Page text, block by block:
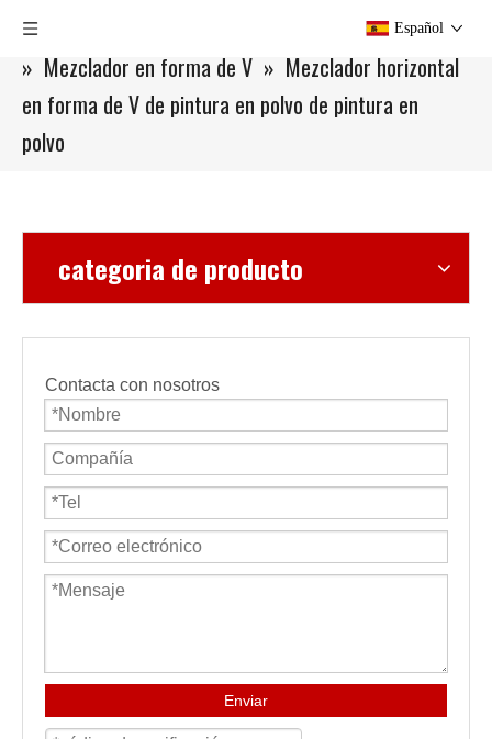
Español
Usted está aquí:
Mezclador
» Mezclador en forma de V » Mezclador horizontal
en forma de V de pintura en polvo de pintura en
polvo
categoria de producto
Contacta con nosotros
Enviar